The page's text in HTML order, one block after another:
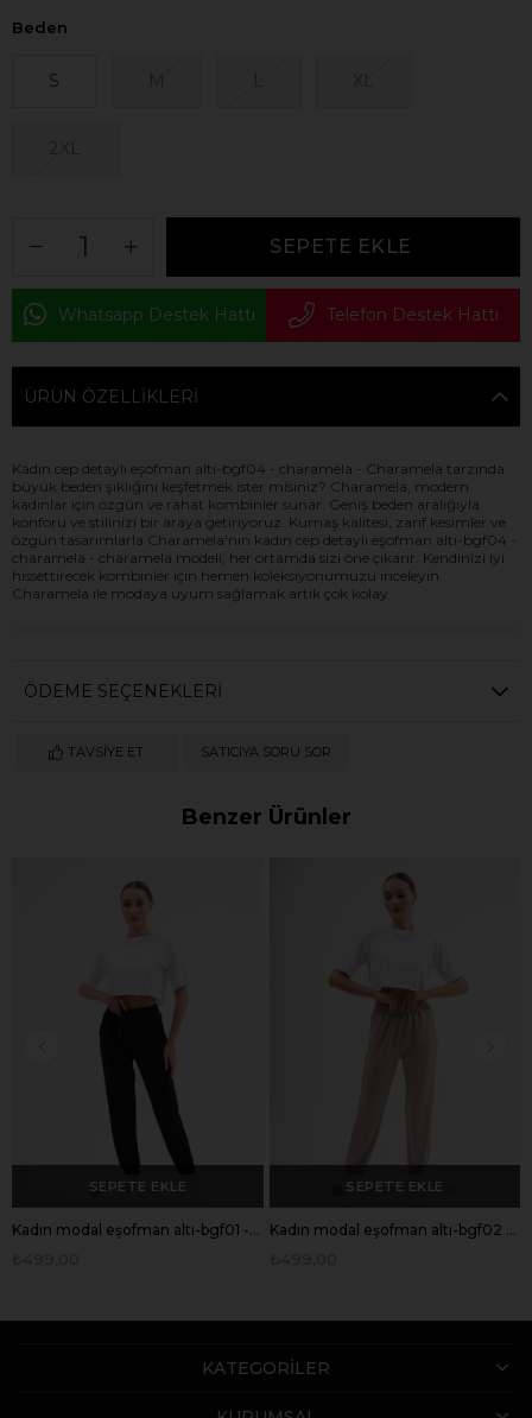
Beden
S
Whatsapp Destek Hattı Telefon Destek Hattı
ÜRÜN ÖZELLIKLERI
Kadın cep detaylı eşofman altı-bgf04 - charamela - Charamela tarzında
büyük beden şıklığını keşfetmek ister misiniz? Charamela, modern
kadınlar için özgün ve rahat kombinler sunar. Geniş beden aralığıyla
konforu ve stilinizi bir araya getiriyoruz. Kumaş kalitesi, zarif kesimler ve
özgün tasarımlarla Charamela'nın kadın cep detaylı eşofman altı-bgf04 -
charamela - charamela modeli, her ortamda sizi öne çıkarır. Kendinizi iyi
hissettirecek kombinler için hemen koleksiyonumuzu inceleyin.
Charamela ile modaya uyum sağlamak artık çok kolay.
ÖDEME SEÇENEKLERI
TAVSIYE ET SATICIYA SORU SOR
Benzer Ürünler
SEPETE EKLE
Kadın modal eşofman altı-bgf01 - Charamela
SEPETE EKLE
Kadın modal eşofman altı-bgf02 - Charamela
KATEGORİLER